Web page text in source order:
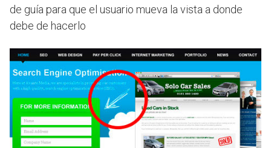
de guía para que el usuario mueva la vista a donde
debe de hacerlo